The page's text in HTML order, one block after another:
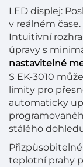
LED displej:
v reálném čase.
Intuitivní
úpravy s
nastavitelné
S EK-3010
limity pro
automaticky
stálého
teplotní prahy